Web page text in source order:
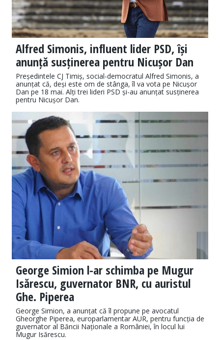
Alfred Simonis, influent lider PSD, își
anunță susținerea pentru Nicușor Dan
Președintele CJ Timiș, social-democratul Alfred Simonis, a
anunțat că, deși este om de stânga, îl va vota pe Nicușor
Dan pe 18 mai. Alți trei lideri PSD și-au anunțat susținerea
pentru Nicușor Dan.
George Simion l-ar schimba pe Mugur
Isărescu, guvernator BNR, cu auristul
Ghe. Piperea
George Simion, a anunțat că îl propune pe avocatul
Gheorghe Piperea, europarlamentar AUR, pentru funcția de
guvernator al Băncii Naționale a României, în locul lui
Mugur Isărescu.